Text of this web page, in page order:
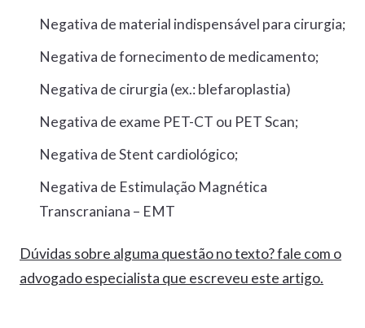
Negativa de material indispensável para cirurgia;
Negativa de fornecimento de medicamento;
Negativa de cirurgia (ex.: blefaroplastia)
Negativa de exame PET-CT ou PET Scan;
Negativa de Stent cardiológico;
Negativa de Estimulação Magnética
Transcraniana – EMT
Dúvidas sobre alguma questão no texto? fale com o
advogado especialista que escreveu este artigo.